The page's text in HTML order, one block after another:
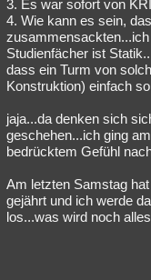
3. Es war sofort von
4. Wie kann es sein,
Studienfächer ist
dass ein Turm von
Konstruktion) einfach
jaja...da denken sich
geschehen...ich ging
bedrücktem Gefühl
Am letzten Samstag
gejährt und ich werde
los...was wird noch